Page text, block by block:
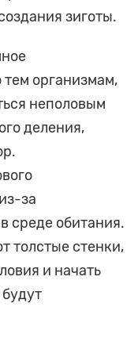
зиготы.
организмам,
неполовым
деления,
за
среде обитания.
толстые стенки,
и начать